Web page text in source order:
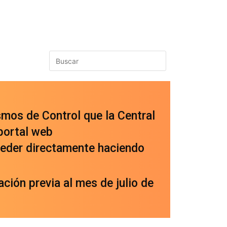
de Control que la Central
web
directamente haciendo
previa al mes de julio de